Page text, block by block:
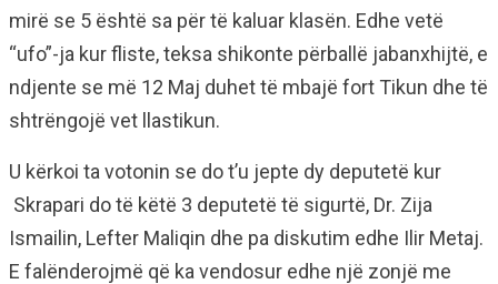
mirë se 5 është sa për të kaluar klasën. Edhe vetë
“ufo”-ja kur fliste, teksa shikonte përballë jabanxhijtë, e
ndjente se më 12 Maj duhet të mbajë fort Tikun dhe të
shtrëngojë vet llastikun.
U kërkoi ta votonin se do t’u jepte dy deputetë kur
Skrapari do të këtë 3 deputetë të sigurtë, Dr. Zija
Ismailin, Lefter Maliqin dhe pa diskutim edhe Ilir Metaj.
E falënderojmë që ka vendosur edhe një zonjë me